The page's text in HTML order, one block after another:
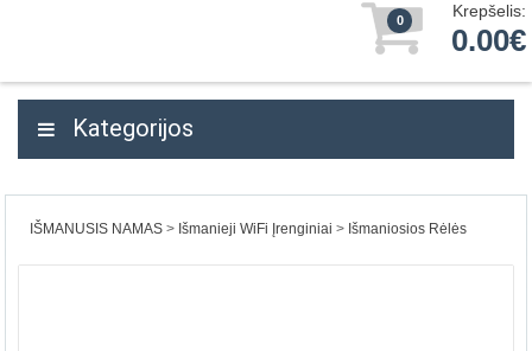
0 Krepšelis:
0.00€
Kategorijos
IŠMANUSIS NAMAS Išmanieji WiFi Įrenginiai Išmaniosios Rėlės